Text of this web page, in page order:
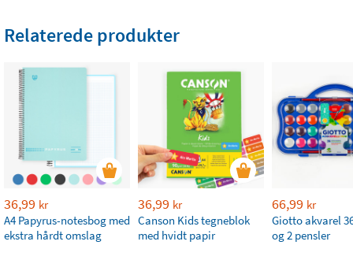
Relaterede produkter
36,99 kr
A4 Papyrus-notesbog med
ekstra hårdt omslag
36,99 kr
Canson Kids tegneblok
med hvidt papir
66,99 kr
Giotto akvarel
og 2 pensler